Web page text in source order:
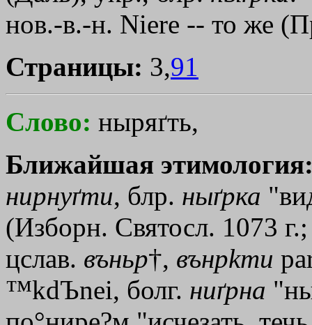
нов.-в.-н. Niere -- то же
Страницы: 3,91
Слово: ныряґть,
Ближайшая
нирнуґти, блр. ныґрка
(Изборн. Святосл. 1073
цслав. въньр†, вънрkти
™kdЪnei, болг. ниґрна